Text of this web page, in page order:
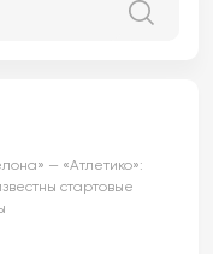
— «Атлетико»:
стартовые